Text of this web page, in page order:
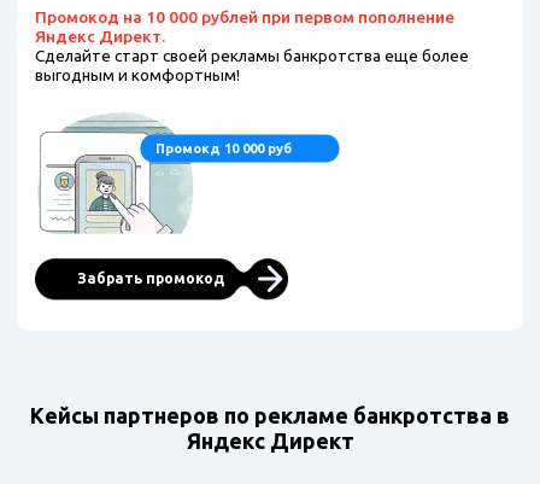
Промокд 10 000 руб
Промокод на 10 000 рублей при первом пополнение
Яндекс Директ.
Сделайте старт своей рекламы банкротства еще более
выгодным и комфортным!
Забрать промокод
Кейсы партнеров по рекламе банкротства в
Яндекс Директ